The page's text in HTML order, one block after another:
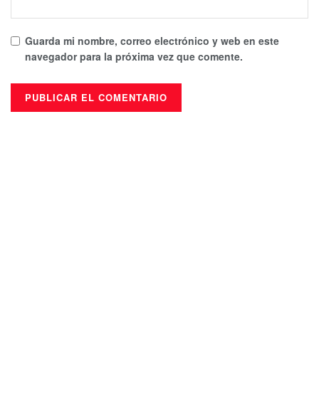
Guarda mi nombre, correo electrónico y web en este
navegador para la próxima vez que comente.